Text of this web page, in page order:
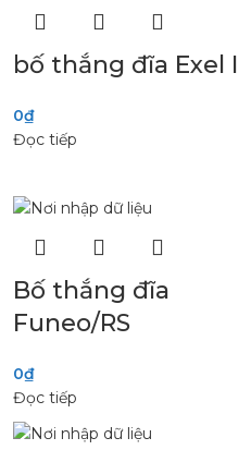
bố thắng đĩa Exel I
0₫
Đọc tiếp
Bố thắng đĩa
Funeo/RS
0₫
Đọc tiếp